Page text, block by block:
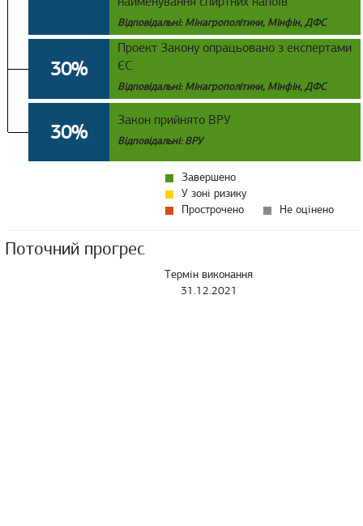
Відповідальні: Мінагрополітики, Мінфін, ДФС
30%
Проект Закону опрацьовано з експертами
ЄС
Відповідальні: Мінагрополітики, Мінфін, ДФС
30% Закон прийнято ВРУ
Відповідальні: ВРУ
Завершено
У зоні ризику
Прострочено
Не оцінено
Поточний прогрес
Термін виконання
31.12.2021